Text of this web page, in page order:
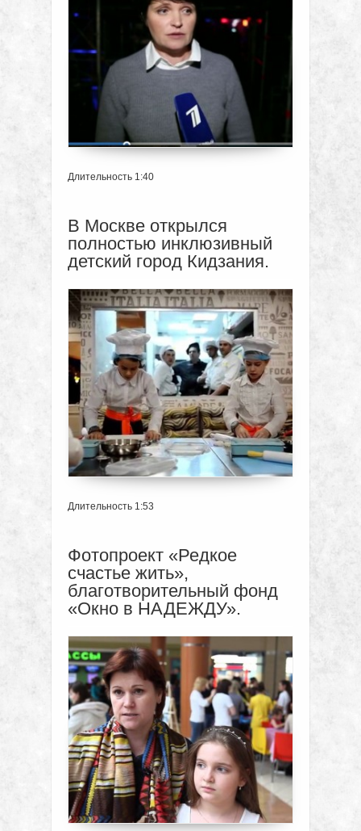
Длительность 1:40
В Москве открылся
полностью инклюзивный
детский город Кидзания.
Длительность 1:53
Фотопроект «Редкое
счастье жить»,
благотворительный фонд
«Окно в НАДЕЖДУ».